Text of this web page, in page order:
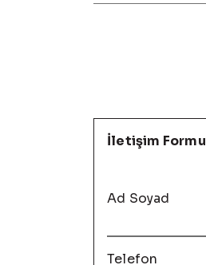
İletişim Formu
Ad Soyad
Telefon